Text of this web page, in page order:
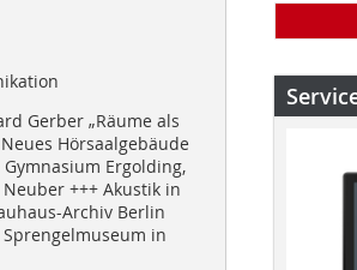
Gerber „Räume als
Hörsaalgebäude
Ergolding,
+++ Akustik in
Archiv Berlin
in